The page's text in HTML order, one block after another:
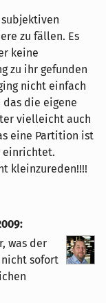
zu fällen. Es
keine
zu ihr gefunden
nicht einfach
die eigene
vielleicht auch
eine Partition ist
einrichtet.
kleinzureden!!!!
:
was der
nicht sofort